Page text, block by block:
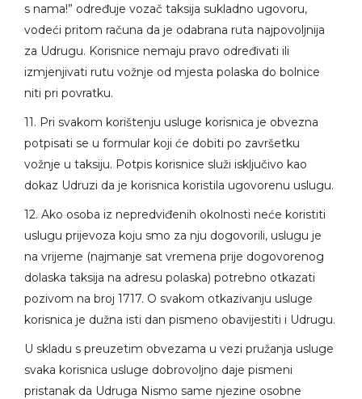
s nama!” određuje vozač taksija sukladno ugovoru,
vodeći pritom računa da je odabrana ruta najpovoljnija
za Udrugu. Korisnice nemaju pravo određivati ili
izmjenjivati rutu vožnje od mjesta polaska do bolnice
niti pri povratku.
11. Pri svakom korištenju usluge korisnica je obvezna
potpisati se u formular koji će dobiti po završetku
vožnje u taksiju. Potpis korisnice služi isključivo kao
dokaz Udruzi da je korisnica koristila ugovorenu uslugu.
12. Ako osoba iz nepredviđenih okolnosti neće koristiti
uslugu prijevoza koju smo za nju dogovorili, uslugu je
na vrijeme (najmanje sat vremena prije dogovorenog
dolaska taksija na adresu polaska) potrebno otkazati
pozivom na broj 1717. O svakom otkazivanju usluge
korisnica je dužna isti dan pismeno obavijestiti i Udrugu.
U skladu s preuzetim obvezama u vezi pružanja usluge
svaka korisnica usluge dobrovoljno daje pismeni
pristanak da Udruga Nismo same njezine osobne